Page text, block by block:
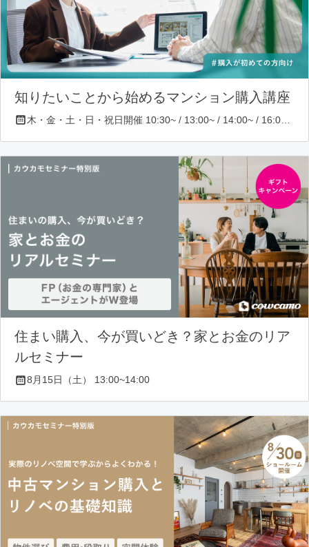
知りたいことから始めるマンション購入講座
住まい購入、今が買いどき？家とお金のリア
ルセミナー
8月15日（土） 13:00~14:00